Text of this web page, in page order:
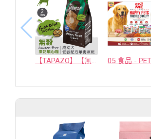
【TAPAZO】【無穀凍乾填心糧】成幼犬_羊肉配方 2磅(單一肉源)